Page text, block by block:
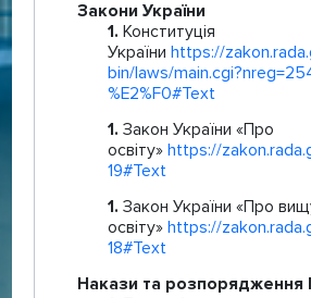
Закони України
Конституція
України https://
bin/laws/
%E2%F0#Text
Закон України «Про
освіту» https://
19#Text
Закон України «Про
освіту» https://
18#Text
Накази та